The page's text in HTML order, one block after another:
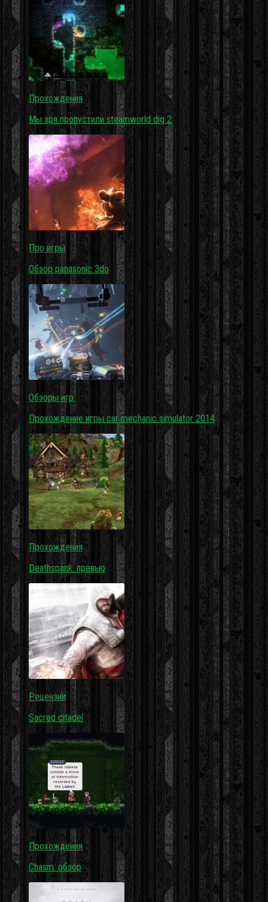
Прохождения
Мы зря пропустили steamworld dig 2
Про игры
Обзор panasonic 3do
Обзоры игр
Прохождение игры car mechanic simulator 2014
Прохождения
Deathspank: превью
Рецензии
Sacred citadel
Прохождения
Chasm: обзор